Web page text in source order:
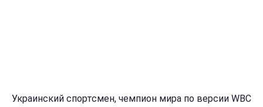
Украинский спортсмен, чемпион мира по версии WBC